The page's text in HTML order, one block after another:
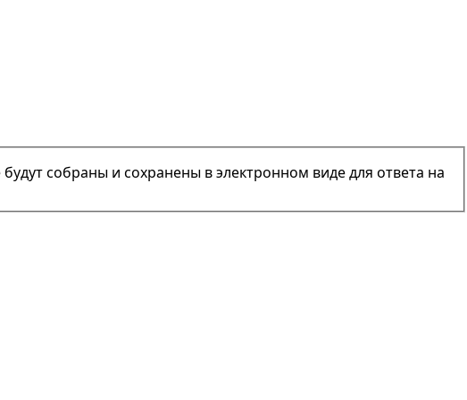
собраны и сохранены в электронном виде для ответа на